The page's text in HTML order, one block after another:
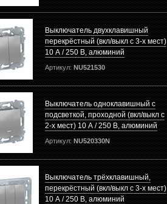
Выключатель двухклавишный
перекрёстный (вкл/выкл с 3-х мест)
10 А / 250 В, алюминий
Артикул: NU521530
Выключатель одноклавишный с
подсветкой, проходной (вкл/выкл с
2-х мест) 10 А / 250 В, алюминий
Артикул: NU520330N
Выключатель трёхклавишный,
перекрёстный (вкл/выкл с 3-х мест)
10 А / 250 В, алюминий